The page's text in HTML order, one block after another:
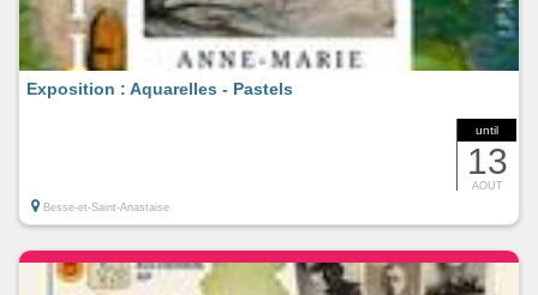
until
13
AOUT
Exposition : Aquarelles - Pastels
Besse-et-Saint-Anastaise